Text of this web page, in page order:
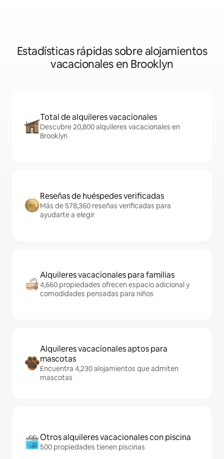
Estadísticas rápidas sobre alojamientos
vacacionales en Brooklyn
Total de alquileres vacacionales
Descubre 20,800 alquileres vacacionales en
Brooklyn
Reseñas de huéspedes verificadas
Más de 578,360 reseñas verificadas para
ayudarte a elegir
Alquileres vacacionales para familias
4,660 propiedades ofrecen espacio adicional y
comodidades pensadas para niños
Alquileres vacacionales aptos para
mascotas
Encuentra 4,230 alojamientos que admiten
mascotas
Otros alquileres vacacionales con piscina
500 propiedades tienen piscinas